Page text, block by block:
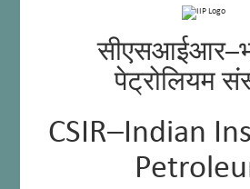
पेट्रोलियम
CSIR–Indian